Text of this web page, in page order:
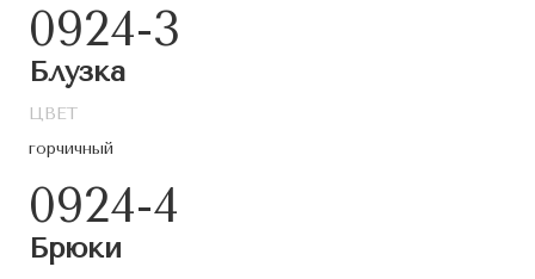
0924-3
Блузка
ЦВЕТ
горчичный
0924-4
Брюки